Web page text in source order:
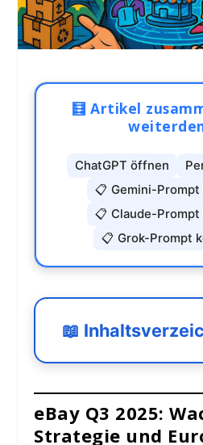
🧮 Artikel
ChatGPT öffnen
📋 Gemini-
📋 Claude-
📋 Grok-Prompt
📖
eBay Q3 2025:
Strategie und
globalen
eBay Q3 2025:
Strategie und